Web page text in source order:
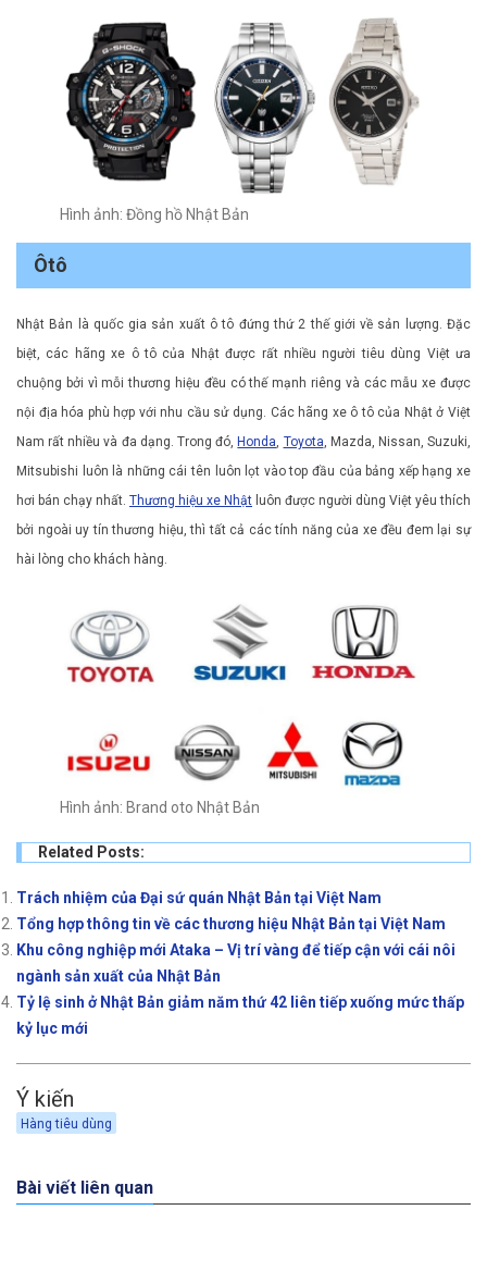
Hình ảnh: Đồng hồ Nhật Bản
Ôtô
Nhật Bản là quốc gia sản xuất ô tô đứng thứ 2 thế giới về sản lượng. Đặc
biệt, các hãng xe ô tô của Nhật được rất nhiều người tiêu dùng Việt ưa
chuộng bởi vì mỗi thương hiệu đều có thế mạnh riêng và các mẫu xe được
nội địa hóa phù hợp với nhu cầu sử dụng. Các hãng xe ô tô của Nhật ở Việt
Nam rất nhiều và đa dạng. Trong đó,Honda Toyota , Mazda, Nissan, Suzuki,
Mitsubishi luôn là những cái tên luôn lọt vào top đầu của bảng xếp hạng xe
hơi bán chạy nhất. Thương hiệu xe Nhật luôn được người dùng Việt yêu thích
bởi ngoài uy tín thương hiệu, thì tất cả các tính năng của xe đều đem lại sự
hài lòng cho khách hàng.
Hình ảnh: Brand oto Nhật Bản
Related Posts:
Trách nhiệm của Đại sứ quán Nhật Bản tại Việt Nam
Tổng hợp thông tin về các thương hiệu Nhật Bản tại Việt Nam
Khu công nghiệp mới Ataka – Vị trí vàng để tiếp cận với cái nôi
ngành sản xuất của Nhật Bản
Tỷ lệ sinh ở Nhật Bản giảm năm thứ 42 liên tiếp xuống mức thấp
kỷ lục mới
Ý kiến
Hàng tiêu dùng
Bài viết liên quan